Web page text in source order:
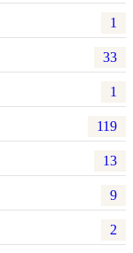
1
33
1
119
13
9
2